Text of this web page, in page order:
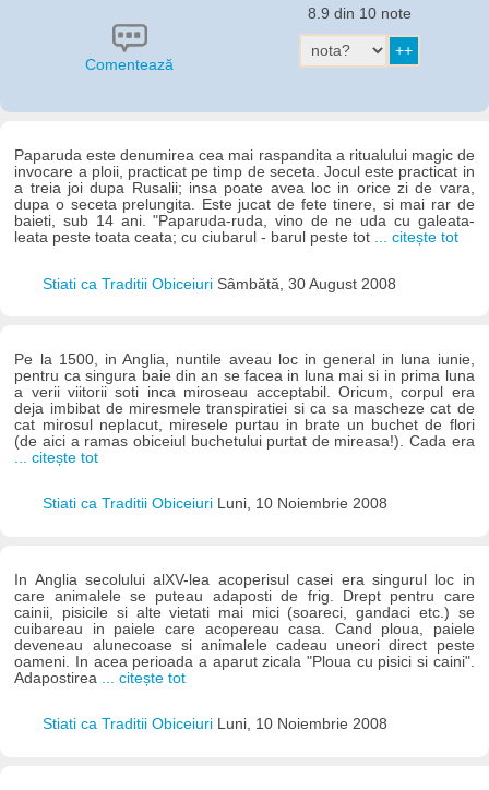
Comentează
8.9 din 10 note
Paparuda este denumirea cea mai raspandita a ritualului magic de
invocare a ploii, practicat pe timp de seceta. Jocul este practicat in
a treia joi dupa Rusalii; insa poate avea loc in orice zi de vara,
dupa o seceta prelungita. Este jucat de fete tinere, si mai rar de
baieti, sub 14 ani. "Paparuda-ruda, vino de ne uda cu galeata-
leata peste toata ceata; cu ciubarul - barul peste tot ... citește tot
Stiati ca Traditii Obiceiuri Sâmbătă, 30 August 2008
Pe la 1500, in Anglia, nuntile aveau loc in general in luna iunie,
pentru ca singura baie din an se facea in luna mai si in prima luna
a verii viitorii soti inca miroseau acceptabil. Oricum, corpul era
deja imbibat de miresmele transpiratiei si ca sa mascheze cat de
cat mirosul neplacut, miresele purtau in brate un buchet de flori
(de aici a ramas obiceiul buchetului purtat de mireasa!). Cada era
... citește tot
Stiati ca Traditii Obiceiuri Luni, 10 Noiembrie 2008
In Anglia secolului alXV-lea acoperisul casei era singurul loc in
care animalele se puteau adaposti de frig. Drept pentru care
cainii, pisicile si alte vietati mai mici (soareci, gandaci etc.) se
cuibareau in paiele care acopereau casa. Cand ploua, paiele
deveneau alunecoase si animalele cadeau uneori direct peste
oameni. In acea perioada a aparut zicala "Ploua cu pisici si caini".
Adapostirea
... citește tot
Stiati ca Traditii Obiceiuri Luni, 10 Noiembrie 2008